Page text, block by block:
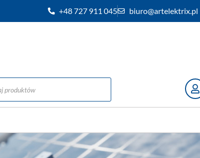
+48 727 911 045 biuro@artelektrix.pl